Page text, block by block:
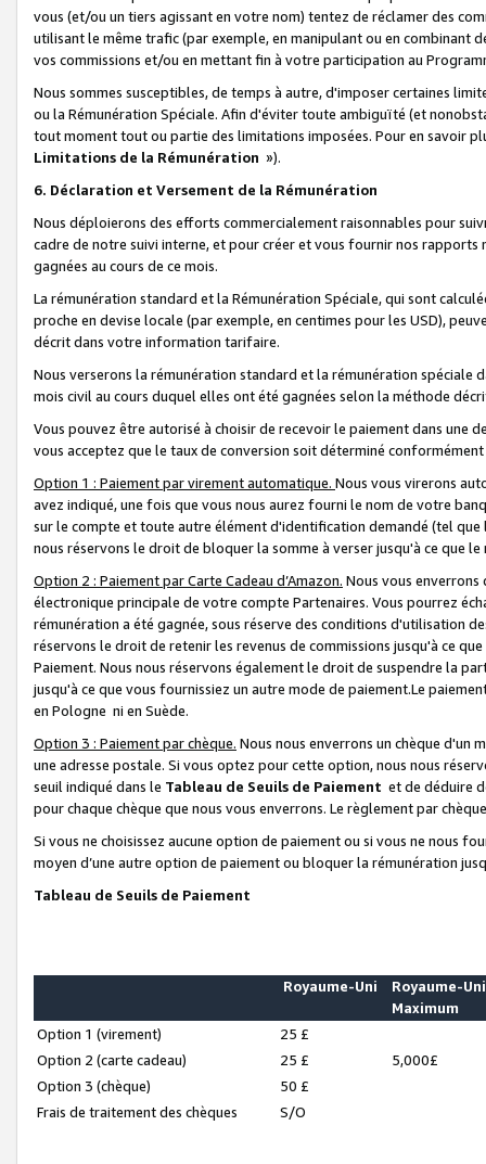
vous (et/ou un tiers agissant en votre nom) tentez de réclamer des
utilisant le même trafic (par exemple, en manipulant ou en combinant
vos commissions et/ou en mettant fin à votre participation au
Nous sommes susceptibles, de temps à autre, d'imposer certaines
ou la Rémunération Spéciale. Afin d'éviter toute ambiguïté (et
tout moment tout ou partie des limitations imposées. Pour en savoir
Limitations de la Rémunération »).
6. Déclaration et Versement de la Rémunération
Nous déploierons des efforts commercialement raisonnables pour
cadre de notre suivi interne, et pour créer et vous fournir nos
gagnées au cours de ce mois.
La rémunération standard et la Rémunération Spéciale, qui sont
proche en devise locale (par exemple, en centimes pour les USD),
décrit dans votre information tarifaire.
Nous verserons la rémunération standard et la rémunération spéciale
mois civil au cours duquel elles ont été gagnées selon la méthode
Vous pouvez être autorisé à choisir de recevoir le paiement dans une
vous acceptez que le taux de conversion soit déterminé
Option 1 : Paiement par virement automatique. Nous vous virerons
avez indiqué, une fois que vous nous aurez fourni le nom de votre
sur le compte et toute autre élément d'identification demandé (tel que
nous réservons le droit de bloquer la somme à verser jusqu'à ce que
Option 2 : Paiement par Carte Cadeau d’Amazon. Nous vous
électronique principale de votre compte Partenaires. Vous pourrez
rémunération a été gagnée, sous réserve des conditions d'utilisation
réservons le droit de retenir les revenus de commissions jusqu'à ce
Paiement. Nous nous réservons également le droit de suspendre la
jusqu'à ce que vous fournissiez un autre mode de paiement.Le
en Pologne ni en Suède.
Option 3 : Paiement par chèque. Nous nous enverrons un chèque d'un
une adresse postale. Si vous optez pour cette option, nous nous
seuil indiqué dans le Tableau de Seuils de Paiement et de déduire
pour chaque chèque que nous vous enverrons. Le règlement par
Si vous ne choisissez aucune option de paiement ou si vous ne nous
moyen d’une autre option de paiement ou bloquer la rémunération
Tableau de Seuils de Paiement
Royaume-Uni
Royaume-Uni
Maximum
Option 1 (virement)
25 £
Option 2 (carte cadeau)
25 £
5,000£
Option 3 (chèque)
50 £
Frais de traitement des chèques
S/O